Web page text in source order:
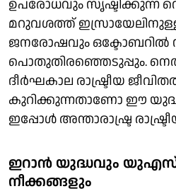
ഉപരോധവും സൃഷ്ടിക്കുന്ന
മറുവശത്ത്
ജനരോഷവും ഒക്ടോബറിൽ
പൊതുതിരഞ്ഞെടുപ്പും.
ദീർഘകാല രാഷ്ട്രീയ
കുറിക്കുന്നതാണോ ഈ
ഇപ്പോൾ അന്താരാഷ്ട്ര
ഇറാൻ യുദ്ധവും യുഎസ്
നീക്കങ്ങളും